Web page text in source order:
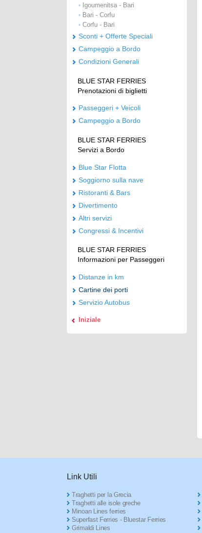
• Igoumenitsa - Bari
• Bari - Corfu
• Corfu - Bari
Sconti + Offerte Speciali
Campeggio a Bordo
Condizioni Generali
BLUE STAR FERRIES
Prenotazioni di biglietti
Passeggeri + Veicoli
Campeggio a Bordo
BLUE STAR FERRIES
Servizi a Bordo
Blue Star Flotta
Soggiorno sulla nave
Ristoranti & Bars
Divertimento
Altri servizi
Congressi & Incentivi
BLUE STAR FERRIES
Informazioni per Passeggeri
Distanze in km
Cartine dei porti
Servizio Autobus
Iniziale
Link Utili
Traghetti per la Grecia
Traghetti alle isole greche
Minoan Lines ferries
Superfast Ferries - Bluestar Ferries
Grimaldi Lines